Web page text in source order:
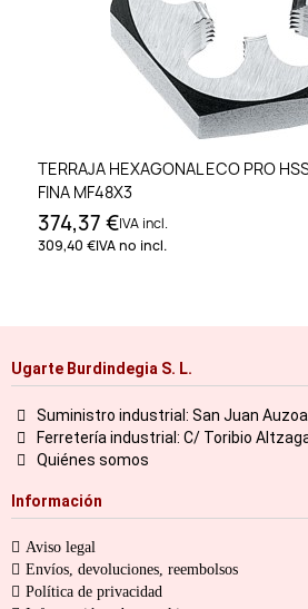
TERRAJA HEXAGONAL ECO PRO
FINA MF48X3
374,37 €IVA incl.
309,40 €IVA no incl.
Ugarte Burdindegia S. L.
Suministro industrial: San Juan
Ferretería industrial: C/ Toribio
Quiénes somos
Información
Aviso legal
Envíos, devoluciones, reembolsos
Política de privacidad